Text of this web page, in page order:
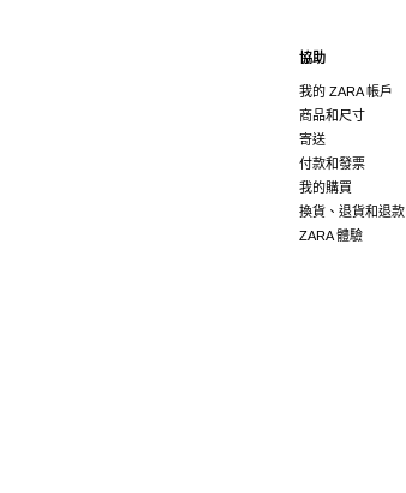
協助
我的 ZARA 帳戶
商品和尺寸
寄送
付款和發票
我的購買
換貨、退貨和退款
ZARA 體驗